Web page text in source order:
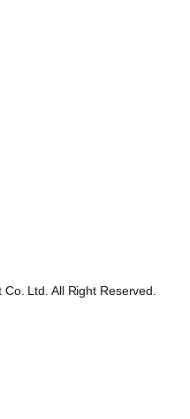
Ltd. All Right Reserved.